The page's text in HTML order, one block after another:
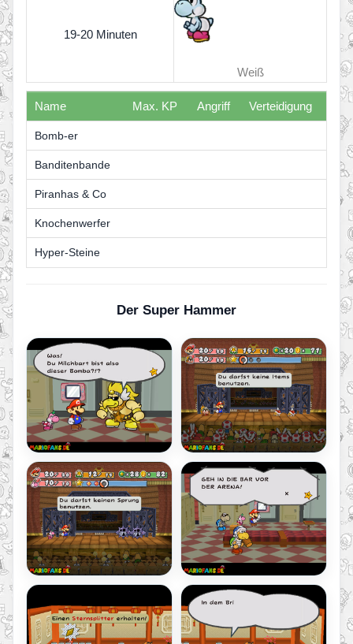
19-20 Minuten
Weiß
Name Max. KP Angriff Verteidigung
Bomb-er
Banditenbande
Piranhas & Co
Knochenwerfer
Hyper-Steine
Der Super Hammer